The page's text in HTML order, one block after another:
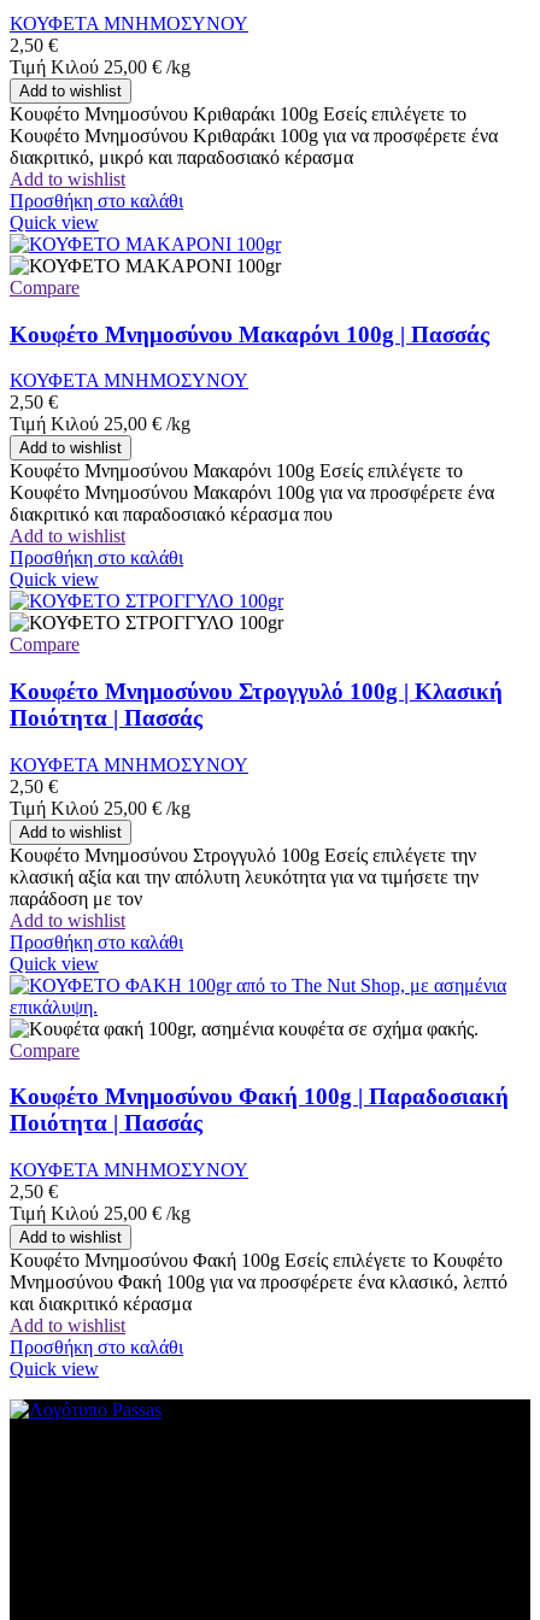
ΚΟΥΦΕΤΑ ΜΝΗΜΟΣΥΝΟΥ
2,50 €
Τιμή Κιλού 25,00 € /kg
Add to wishlist
Κουφέτο Μνημοσύνου Κριθαράκι 100g Εσείς επιλέγετε το
Κουφέτο Μνημοσύνου Κριθαράκι 100g για να προσφέρετε ένα
διακριτικό, μικρό και παραδοσιακό κέρασμα
Add to wishlist
Προσθήκη στο καλάθι
Quick view
Compare
Κουφέτο Μνημοσύνου Μακαρόνι 100g | Πασσάς
ΚΟΥΦΕΤΑ ΜΝΗΜΟΣΥΝΟΥ
2,50 €
Τιμή Κιλού 25,00 € /kg
Add to wishlist
Κουφέτο Μνημοσύνου Μακαρόνι 100g Εσείς επιλέγετε το
Κουφέτο Μνημοσύνου Μακαρόνι 100g για να προσφέρετε ένα
διακριτικό και παραδοσιακό κέρασμα που
Add to wishlist
Προσθήκη στο καλάθι
Quick view
Compare
Κουφέτο Μνημοσύνου Στρογγυλό 100g | Κλασική
Ποιότητα | Πασσάς
ΚΟΥΦΕΤΑ ΜΝΗΜΟΣΥΝΟΥ
2,50 €
Τιμή Κιλού 25,00 € /kg
Add to wishlist
Κουφέτο Μνημοσύνου Στρογγυλό 100g Εσείς επιλέγετε την
κλασική αξία και την απόλυτη λευκότητα για να τιμήσετε την
παράδοση με τον
Add to wishlist
Προσθήκη στο καλάθι
Quick view
Compare
Κουφέτο Μνημοσύνου Φακή 100g | Παραδοσιακή
Ποιότητα | Πασσάς
ΚΟΥΦΕΤΑ ΜΝΗΜΟΣΥΝΟΥ
2,50 €
Τιμή Κιλού 25,00 € /kg
Add to wishlist
Κουφέτο Μνημοσύνου Φακή 100g Εσείς επιλέγετε το Κουφέτο
Μνημοσύνου Φακή 100g για να προσφέρετε ένα κλασικό, λεπτό
και διακριτικό κέρασμα
Add to wishlist
Προσθήκη στο καλάθι
Quick view